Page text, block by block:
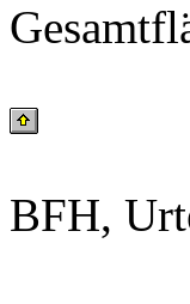
BFH,